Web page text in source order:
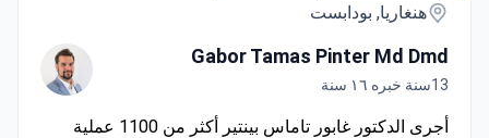
هنغاريا, بودابست
Gabor Tamas Pinter Md Dmd
13سنة خبره ١٦ سنة
أجرى الدكتور غابور تاماس بينتير أكثر من 1100 عملية